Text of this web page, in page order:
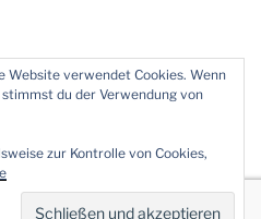
Website verwendet Cookies. Wenn
du der Verwendung von
zur Kontrolle von Cookies,